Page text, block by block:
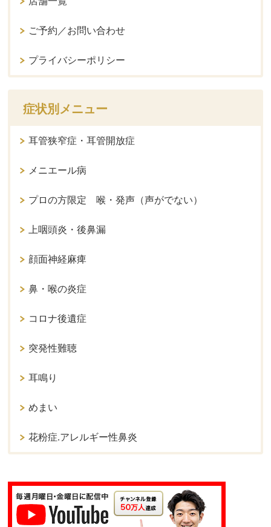
ご予約／お問い合わせ
プライバシーポリシー
症状別メニュー
耳管狭窄症・耳管開放症
メニエール病
プロの方限定 喉・発声（声がでない）
上咽頭炎・後鼻漏
顔面神経麻痺
鼻・喉の炎症
コロナ後遺症
突発性難聴
耳鳴り
めまい
花粉症.アレルギー性鼻炎